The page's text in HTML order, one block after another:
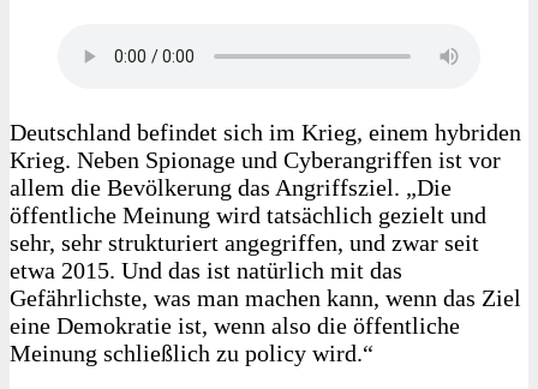
Deutschland befindet sich im Krieg, einem hybriden
Krieg. Neben Spionage und Cyberangriffen ist vor
allem die Bevölkerung das Angriffsziel. „Die
öffentliche Meinung wird tatsächlich gezielt und
sehr, sehr strukturiert angegriffen, und zwar seit
etwa 2015. Und das ist natürlich mit das
Gefährlichste, was man machen kann, wenn das Ziel
eine Demokratie ist, wenn also die öffentliche
Meinung schließlich zu policy wird.“